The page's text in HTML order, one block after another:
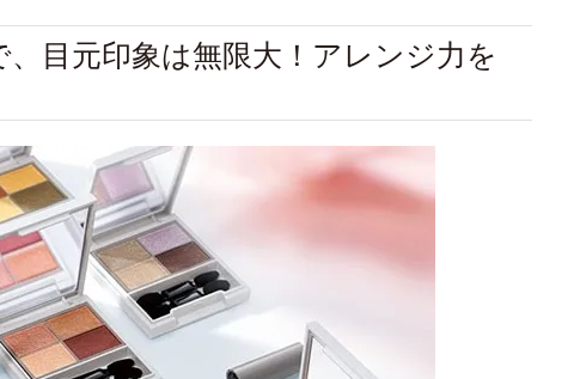
目元印象は無限大！アレンジ力を